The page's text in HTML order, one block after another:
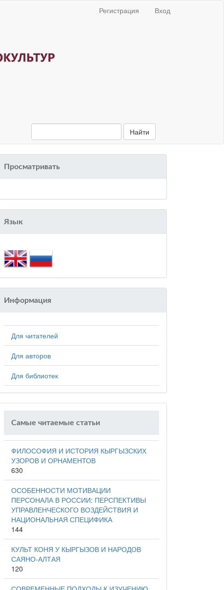
Регистрация Вход
Найти
Просматривать
Язык
Информация
Для читателей
Для авторов
Для библиотек
Самые читаемые статьи
ФИЛОСОФИЯ И ИСТОРИЯ КЫРГЫЗСКИХ
УЗОРОВ И ОРНАМЕНТОВ
630
ОСОБЕННОСТИ МОТИВАЦИИ
ПЕРСОНАЛА В РОССИИ: ПЕРСПЕКТИВЫ
УПРАВЛЕНЧЕСКОГО ВОЗДЕЙСТВИЯ И
НАЦИОНАЛЬНАЯ СПЕЦИФИКА
144
КУЛЬТ КОНЯ У КЫРГЫЗОВ И НАРОДОВ
САЯНО-АЛТАЯ
120